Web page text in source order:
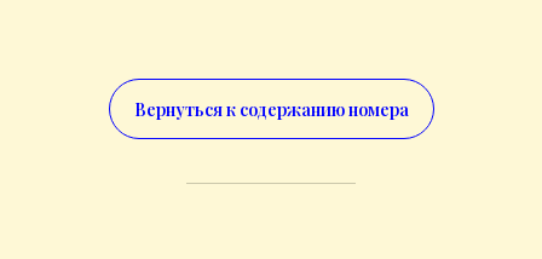
Вернуться к содержанию номера